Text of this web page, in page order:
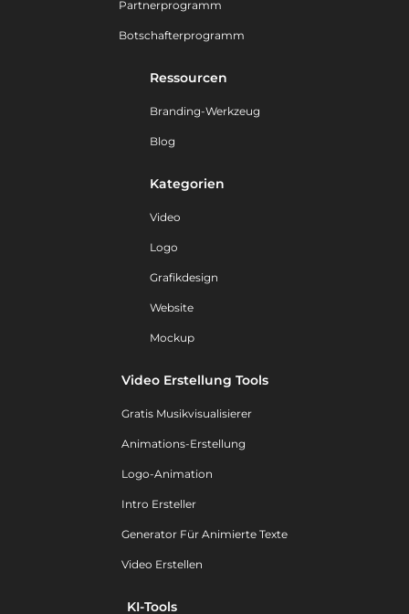
Partnerprogramm
Botschafterprogramm
Ressourcen
Branding-Werkzeug
Blog
Kategorien
Video
Logo
Grafikdesign
Website
Mockup
Video Erstellung Tools
Gratis Musikvisualisierer
Animations-Erstellung
Logo-Animation
Intro Ersteller
Generator Für Animierte Texte
Video Erstellen
KI-Tools